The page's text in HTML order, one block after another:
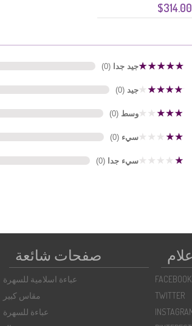
$314.00
جيد جدا (0)
جيد (0)
وسط (0)
سيء (0)
سيء جدا (0)
صفحات شائعة
عباءة اسلامية للسهرة
مقاس كبير
عباءة للسهرة
FACEBOOK
TWITTER